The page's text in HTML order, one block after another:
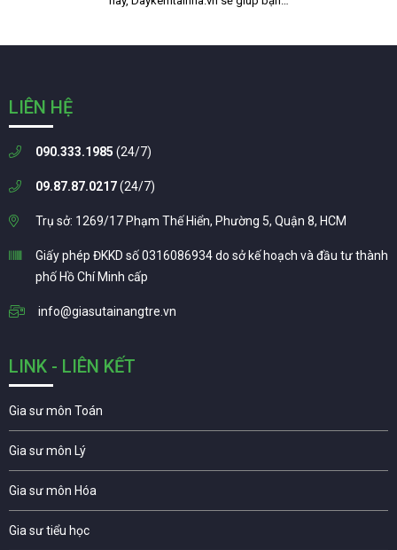
LIÊN HỆ
090.333.1985 (24/7)
09.87.87.0217(24/7)
Trụ sở: 1269/17 Phạm Thế Hiển, Phường 5, Quận 8, HCM
Giấy phép ĐKKD số 0316086934 do sở kế hoạch và đầu tư thành
phố Hồ Chí Minh cấp
info@giasutainangtre.vn
LINK - LIÊN KẾT
Gia sư môn Toán
Gia sư môn Lý
Gia sư môn Hóa
Gia sư tiểu học